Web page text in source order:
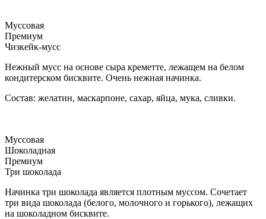
Муссовая
Премиум
Чизкейк-мусс
Нежный мусс на основе сыра креметте, лежащем на белом
кондитерском бисквите. Очень нежная начинка.
Состав: желатин, маскарпоне, сахар, яйца, мука, сливки.
Муссовая
Шоколадная
Премиум
Три шоколада
Начинка три шоколада является плотным муссом. Сочетает
три вида шоколада (белого, молочного и горького), лежащих
на шоколадном бисквите.